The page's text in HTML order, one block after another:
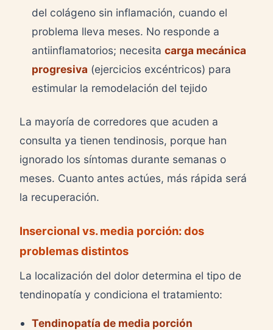
del colágeno sin inflamación, cuando el
problema lleva meses. No responde a
antiinflamatorios; necesita carga mecánica
progresiva (ejercicios excéntricos) para
estimular la remodelación del tejido
La mayoría de corredores que acuden a
consulta ya tienen tendinosis, porque han
ignorado los síntomas durante semanas o
meses. Cuanto antes actúes, más rápida será
la recuperación.
Insercional vs. media porción: dos
problemas distintos
La localización del dolor determina el tipo de
tendinopatía y condiciona el tratamiento:
Tendinopatía de media porción